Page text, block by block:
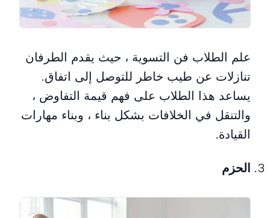
علم الطلاب فن التسوية ، حيث يقدم الطرفان
تنازلات عن طيب خاطر للتوصل إلى اتفاق.
يساعد هذا الطلاب على فهم قيمة التفاوض ،
والتنقل في الخلافات بشكل بناء ، وبناء مهارات
القيادة.
الحزم